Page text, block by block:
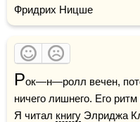
Фридрих Ницше
Рок—н—ролл вечен,
ничего лишнего. Его
Я читал книгу Элриджа